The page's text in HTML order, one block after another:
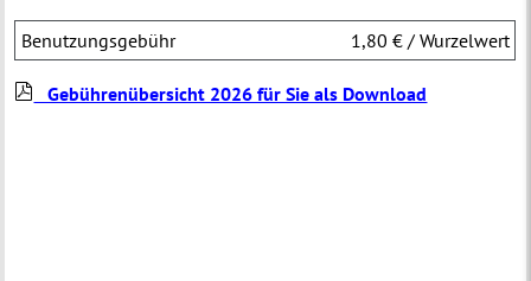
Benutzungsgebühr 1,80 € / Wurzelwert
Gebührenübersicht 2026 für Sie als Download